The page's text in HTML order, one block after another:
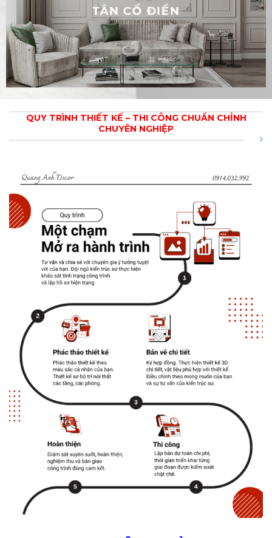
PHONG CÁCH
TÂN CỔ ĐIỂN
QUY TRÌNH THIẾT KẾ – THI CÔNG CHUẨN CHỈNH